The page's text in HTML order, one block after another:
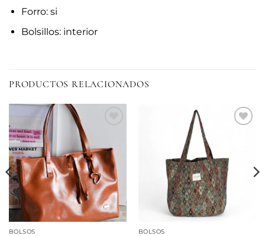
Forro: si
Bolsillos: interior
PRODUCTOS RELACIONADOS
lista de
deseos
BOLSOS
deseos
BOLSOS